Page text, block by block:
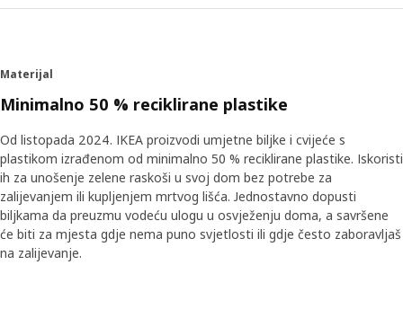
Materijal
Minimalno 50 % reciklirane plastike
Od listopada 2024. IKEA proizvodi umjetne biljke i cvijeće s
plastikom izrađenom od minimalno 50 % reciklirane plastike. Iskoristi
ih za unošenje zelene raskoši u svoj dom bez potrebe za
zalijevanjem ili kupljenjem mrtvog lišća. Jednostavno dopusti
biljkama da preuzmu vodeću ulogu u osvježenju doma, a savršene
će biti za mjesta gdje nema puno svjetlosti ili gdje često zaboravljaš
na zalijevanje.